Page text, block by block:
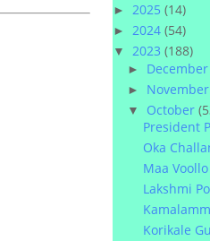
► 2025 (14)
► 2024 (54)
▼ 2023 (188)
►
►
▼ October
President
Oka
Maa
Lakshmi
Korikale